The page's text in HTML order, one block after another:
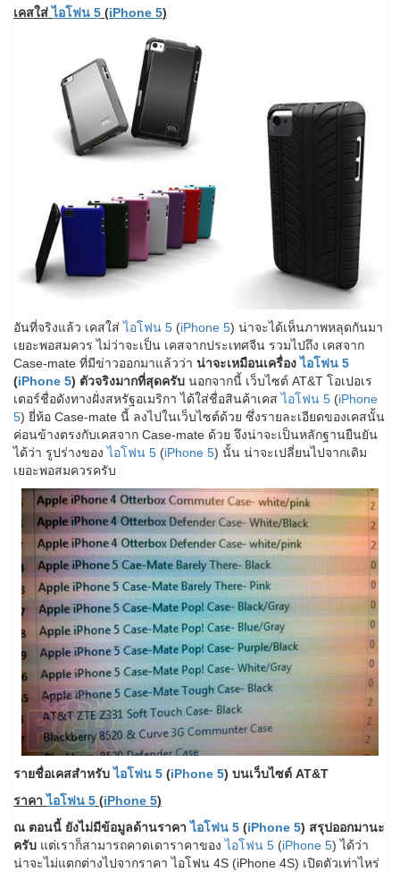
เคสใส่ไอโฟน 5 (iPhone 5)
อันที่จริงแล้ว เคสใส่ไอโฟน 5 (iPhone 5) น่าจะได้เห็นภาพหลุดกันมา
เยอะพอสมควร ไม่ว่าจะเป็น เคสจากประเทศจีน รวมไปถึง เคสจาก
Case-mate ที่มีข่าวออกมาแล้วว่า น่าจะเหมือนเครื่องไอโฟน 5
(iPhone 5) ตัวจริงมากที่สุดครับ นอกจากนี้ เว็บไซต์ AT&T โอเปอเร
เตอร์ชื่อดังทางฝั่งสหรัฐอเมริกา ได้ใส่ชื่อสินค้าเคสไอโฟน 5 (iPhone
5) ยี่ห้อ Case-mate นี้ ลงไปในเว็บไซต์ด้วย ซึ่งรายละเอียดของเคสนั้น
ค่อนข้างตรงกับเคสจาก Case-mate ด้วย จึงน่าจะเป็นหลักฐานยืนยัน
ได้ว่า รูปร่างของไอโฟน 5 (iPhone 5) นั้น น่าจะเปลี่ยนไปจากเดิม
เยอะพอสมควรครับ
รายชื่อเคสสำหรับไอโฟน 5 (iPhone 5) บนเว็บไซต์ AT&T
ราคาไอโฟน 5 (iPhone 5)
ณ ตอนนี้ ยังไม่มีข้อมูลด้านราคาไอโฟน 5 (iPhone 5) สรุปออกมานะ
ครับ แต่เราก็สามารถคาดเดาราคาของไอโฟน 5 (iPhone 5) ได้ว่า
น่าจะไม่แตกต่างไปจากราคา ไอโฟน 4S (iPhone 4S) เปิดตัวเท่าไหร่